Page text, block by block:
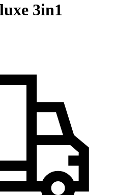
3in1